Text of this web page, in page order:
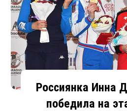
Россиянка Инна
победила на